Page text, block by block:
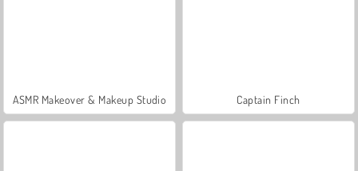
ASMR Makeover & Makeup Studio Captain Finch